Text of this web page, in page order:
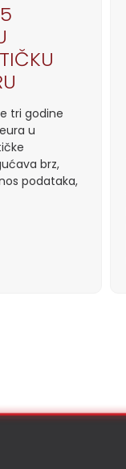
tri godine
u
brz,
podataka,